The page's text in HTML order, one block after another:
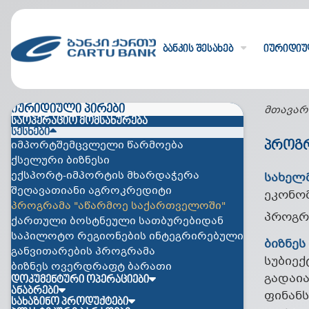
ბანკის შესახებ
ᲘᲣᲠᲘᲓᲘᲣᲚᲘ ᲞᲘᲠᲔᲑᲘ
ᲡᲐᲝᲞᲔᲠᲐᲪᲘᲝ ᲛᲝᲛᲡᲐᲮᲣᲠᲔᲑᲐ
ᲡᲔᲡᲮᲔᲑᲘ
იმპორტშემცვლელი წარმოება
ქსელური ბიზნესი
ექსპორტ-იმპორტის მხარდაჭერა
შეღავათიანი აგროკრედიტი
პროგრამა "აწარმოე საქართველოში"
ქართული ბოსტნეული სათბურებიდან
საპილოტო რეგიონების ინტეგრირებული
განვითარების პროგრამა
ბიზნეს ოვერდრაფტ ბარათი
ᲓᲝᲙᲣᲛᲔᲜᲢᲣᲠᲘ ᲝᲞᲔᲠᲐᲪᲘᲔᲑᲘ
საბანკო გარანტია
ᲐᲜᲐᲑᲠᲔᲑᲘ
ვადიანი ანაბარი
ᲡᲐᲮᲐᲖᲘᲜᲝ ᲞᲠᲝᲓᲣᲥᲢᲔᲑᲘ